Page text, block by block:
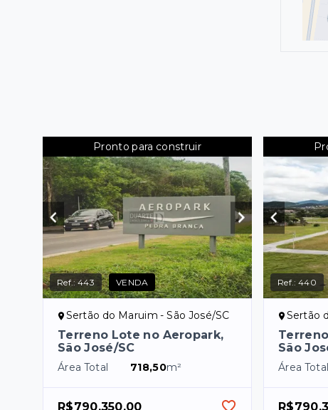
Pronto para construir
Ref.:443 VENDA
Sertão do Maruim - São José/SC
Terreno Lote no Aeropark,
São José/SC
Área Total 718,50m²
R$790.350,00
Ref.:440
Sertão
São
Área Total